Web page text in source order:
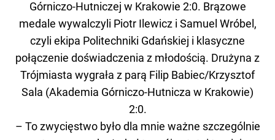
Górniczo-Hutniczej w Krakowie 2:0. Brązowe
medale wywalczyli Piotr Ilewicz i Samuel Wróbel,
czyli ekipa Politechniki Gdańskiej i klasyczne
połączenie doświadczenia z młodością. Drużyna z
Trójmiasta wygrała z parą Filip Babiec/Krzysztof
Sala (Akademia Górniczo-Hutnicza w Krakowie)
2:0.
– To zwycięstwo było dla mnie ważne szczególnie